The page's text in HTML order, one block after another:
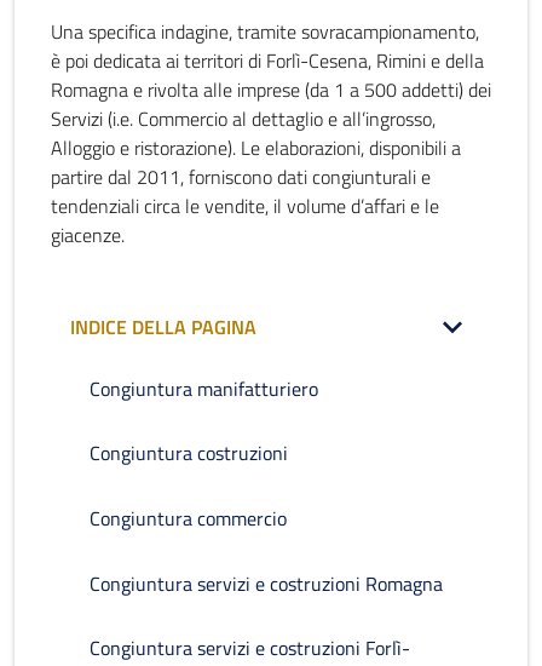
Una specifica indagine, tramite sovracampionamento,
è poi dedicata ai territori di Forlì-Cesena, Rimini e della
Romagna e rivolta alle imprese (da 1 a 500 addetti) dei
Servizi (i.e. Commercio al dettaglio e all’ingrosso,
Alloggio e ristorazione). Le elaborazioni, disponibili a
partire dal 2011, forniscono dati congiunturali e
tendenziali circa le vendite, il volume d’affari e le
giacenze.
INDICE DELLA PAGINA
Congiuntura manifatturiero
Congiuntura costruzioni
Congiuntura commercio
Congiuntura servizi e costruzioni Romagna
Congiuntura servizi e costruzioni Forlì-